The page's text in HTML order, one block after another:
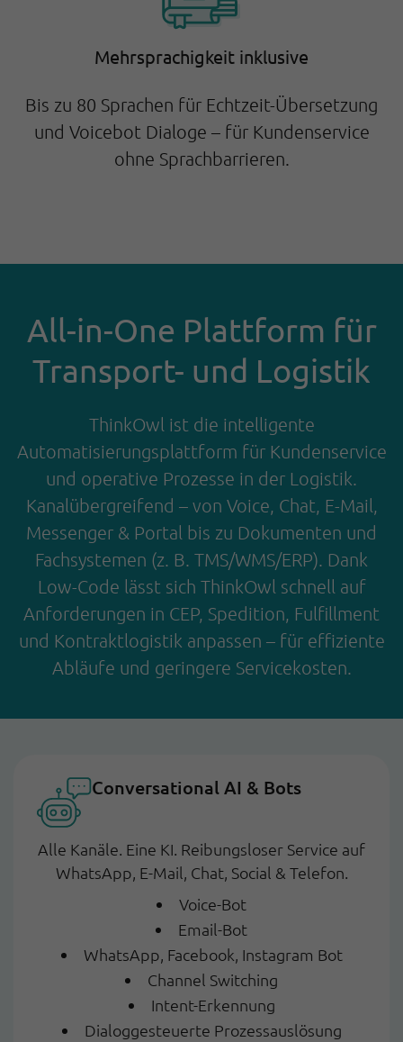
Mehrsprachigkeit inklusive
Bis zu 80 Sprachen für Echtzeit-Übersetzung
und Voicebot Dialoge – für Kundenservice
ohne Sprachbarrieren.
All-in-One Plattform für
Transport- und Logistik
ThinkOwl ist die intelligente
Automatisierungsplattform für Kundenservice
und operative Prozesse in der Logistik.
Kanalübergreifend – von Voice, Chat, E-Mail,
Messenger & Portal bis zu Dokumenten und
Fachsystemen (z. B. TMS/WMS/ERP). Dank
Low-Code lässt sich ThinkOwl schnell auf
Anforderungen in CEP, Spedition, Fulfillment
und Kontraktlogistik anpassen – für effiziente
Abläufe und geringere Servicekosten.
Conversational AI & Bots
Alle Kanäle. Eine KI. Reibungsloser Service auf
WhatsApp, E-Mail, Chat, Social & Telefon.
Voice-Bot
Email-Bot
WhatsApp, Facebook, Instagram Bot
Channel Switching
Intent-Erkennung
Dialoggesteuerte Prozessauslösung